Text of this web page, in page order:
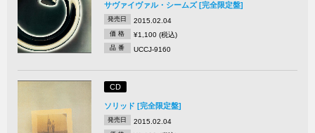
サヴァイヴァル・シームズ [完全限定盤]
発売日 2015.02.04
価 格 ¥1,100 (税込)
品 番 UCCJ-9160
CD
ソリッド [完全限定盤]
発売日 2015.02.04